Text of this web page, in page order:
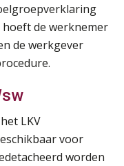
de werknemer
de werkgever
LKV
voor
worden
Training Grenzen aangeven met zelfvertrouwen en respect